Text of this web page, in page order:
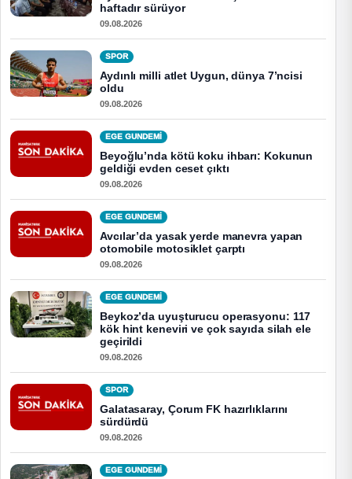
haftadır sürüyor
09.08.2026
SPOR
Aydınlı milli atlet Uygun, dünya 7’ncisi
oldu
09.08.2026
EGE GUNDEMİ
Beyoğlu’nda kötü koku ihbarı: Kokunun
geldiği evden ceset çıktı
09.08.2026
EGE GUNDEMİ
Avcılar’da yasak yerde manevra yapan
otomobile motosiklet çarptı
09.08.2026
EGE GUNDEMİ
Beykoz’da uyuşturucu operasyonu: 117
kök hint keneviri ve çok sayıda silah ele
geçirildi
09.08.2026
SPOR
Galatasaray, Çorum FK hazırlıklarını
sürdürdü
09.08.2026
EGE GUNDEMİ